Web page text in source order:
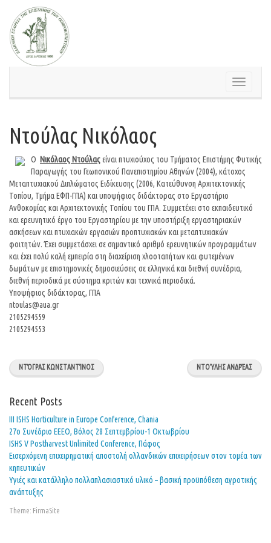
content
Toggle
Ντούλας Νικόλαος
Ο Νικόλαος Ντούλαςείναι πτυχιούχος του Τμήματος Επιστήμης Φυτικής
Παραγωγής του Γεωπονικού Πανεπιστημίου Αθηνών (2004), κάτοχος
Μεταπτυχιακού Διπλώματος Ειδίκευσης (2006, Κατεύθυνση Αρχιτεκτονικής
Τοπίου, Τμήμα ΕΦΠ-ΓΠΑ) και υποψήφιος διδάκτορας στο Εργαστήριο
Ανθοκομίας και Αρχιτεκτονικής Τοπίου του ΓΠΑ. Συμμετέχει στο εκπαιδευτικό
και ερευνητικό έργο του Εργαστηρίου με την υποστήριξη εργαστηριακών
ασκήσεων και πτυχιακών εργασιών προπτυχιακών και μεταπτυχιακών
φοιτητών. Έχει συμμετάσχει σε σημαντικό αριθμό ερευνητικών προγραμμάτων
και έχει πολύ καλή εμπειρία στη διαχείριση χλοοταπήτων και φυτεμένων
δωμάτων με επιστημονικές δημοσιεύσεις σε ελληνικά και διεθνή συνέδρια,
διεθνή περιοδικά με σύστημα κριτών και τεχνικά περιοδικά.
Υποψήφιος διδάκτορας, ΓΠΑ
ntoulas@aua.gr
2105294559
2105294553
ΝΤΟΎΛΗΣ ΑΝΔΡΈΑΣ
ΝΤΌΓΡΑΣ ΚΩΝΣΤΑΝΤΊΝΟΣ
Recent Posts
ΙΙΙ ISHS Horticulture in Europe Conference, Chania
27o Συνέδριο ΕΕΕΟ, Βόλος 28 Σεπτεμβρίου-1 Οκτωβρίου
ISHS V Postharvest Unlimited Conference, Πάφος
Εισερχόμενη επιχειρηματική αποστολή ολλανδικών επιχειρήσεων στον τομέα των
κηπευτικών
Υγιές και κατάλληλο πολλαπλασιαστικό υλικό – βασική προϋπόθεση αγροτικής
ανάπτυξης
Theme: FirmaSite